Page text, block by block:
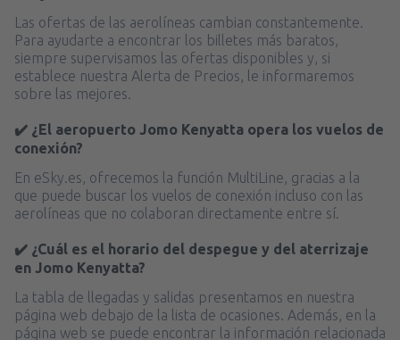
Las ofertas de las aerolíneas cambian constantemente.
Para ayudarte a encontrar los billetes más baratos,
siempre supervisamos las ofertas disponibles y, si
establece nuestra Alerta de Precios, le informaremos
sobre las mejores.
✔️ ¿El aeropuerto Jomo Kenyatta opera los vuelos de
conexión?
En eSky.es, ofrecemos la función MultiLine, gracias a la
que puede buscar los vuelos de conexión incluso con las
aerolíneas que no colaboran directamente entre sí.
✔️ ¿Cuál es el horario del despegue y del aterrizaje
en Jomo Kenyatta?
La tabla de llegadas y salidas presentamos en nuestra
página web debajo de la lista de ocasiones. Además, en la
página web se puede encontrar la información relacionada